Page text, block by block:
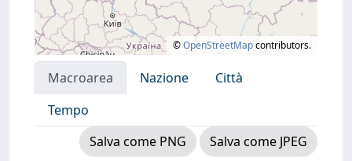
©OpenStreetMapcontributors.
Macroarea Nazione
Città
Tempo
Salva come PNG
Salva come JPEG